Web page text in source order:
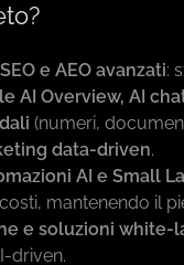
e AEO avanzati:
AI Overview, AI
(numeri,
data-driven.
AI e Small
mantenendo il
e soluzioni white-
driven.